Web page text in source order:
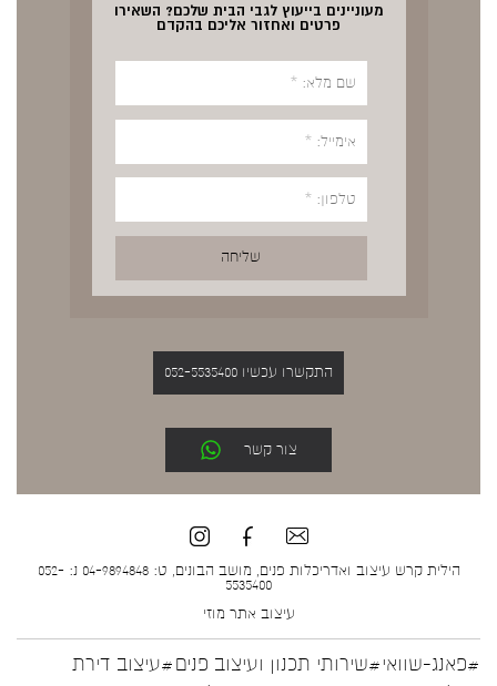
מעוניינים בייעוץ לגבי הבית שלכם? השאירו
פרטים ואחזור אליכם בהקדם
התקשרו עכשיו 052-5535400
צור קשר
הילית קרש עיצוב ואדריכלות פנים, מושב הבונים, ט: 04-9894848 נ: 052-
5535400
עיצוב אתר מוזי
#פאנג-שוואי#שירותי תכנון ועיצוב פנים#עיצוב דירת